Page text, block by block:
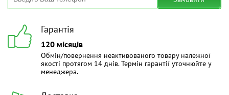
Гарантія
120 місяців
Обмін/повернення неактивованого товару належної
якості протягом 14 днів. Термін гарантії уточнюйте у
менеджера.